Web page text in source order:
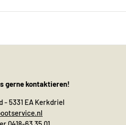
gerne kontaktieren!
- 5331 EA Kerkdriel